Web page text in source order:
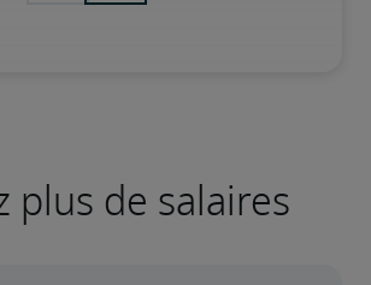
plus de salaires